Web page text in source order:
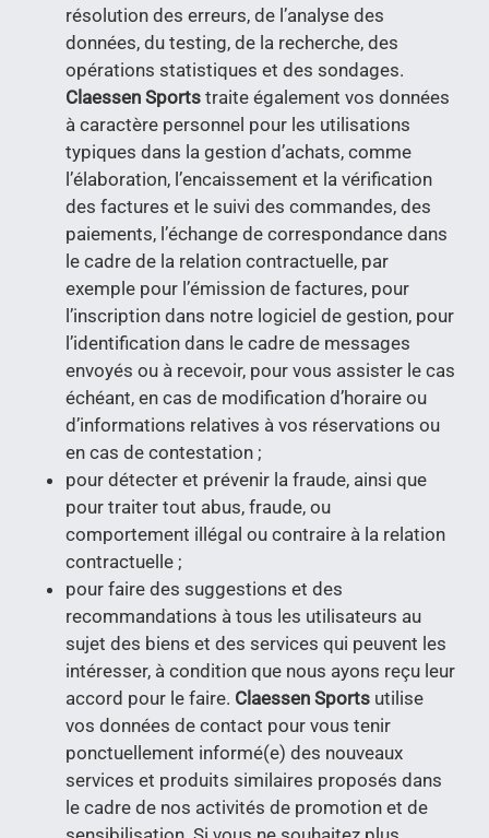
résolution des erreurs, de l’analyse des
données, du testing, de la recherche, des
opérations statistiques et des sondages.
Claessen Sports traite également vos données
à caractère personnel pour les utilisations
typiques dans la gestion d’achats, comme
l’élaboration, l’encaissement et la vérification
des factures et le suivi des commandes, des
paiements, l’échange de correspondance dans
le cadre de la relation contractuelle, par
exemple pour l’émission de factures, pour
l’inscription dans notre logiciel de gestion, pour
l’identification dans le cadre de messages
envoyés ou à recevoir, pour vous assister le cas
échéant, en cas de modification d’horaire ou
d’informations relatives à vos réservations ou
en cas de contestation ;
pour détecter et prévenir la fraude, ainsi que
pour traiter tout abus, fraude, ou
comportement illégal ou contraire à la relation
contractuelle ;
pour faire des suggestions et des
recommandations à tous les utilisateurs au
sujet des biens et des services qui peuvent les
intéresser, à condition que nous ayons reçu leur
accord pour le faire. Claessen Sports utilise
vos données de contact pour vous tenir
ponctuellement informé(e) des nouveaux
services et produits similaires proposés dans
le cadre de nos activités de promotion et de